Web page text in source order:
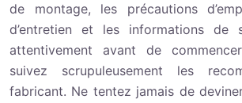
de montage, les précautions
d’entretien et les informations de
attentivement avant de
suivez scrupuleusement les
fabricant. Ne tentez jamais de